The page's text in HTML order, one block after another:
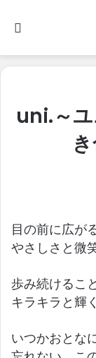
uni.～
目の前に広
やさしさと微
歩み続けるこ
キラキラと輝
いつかおとな